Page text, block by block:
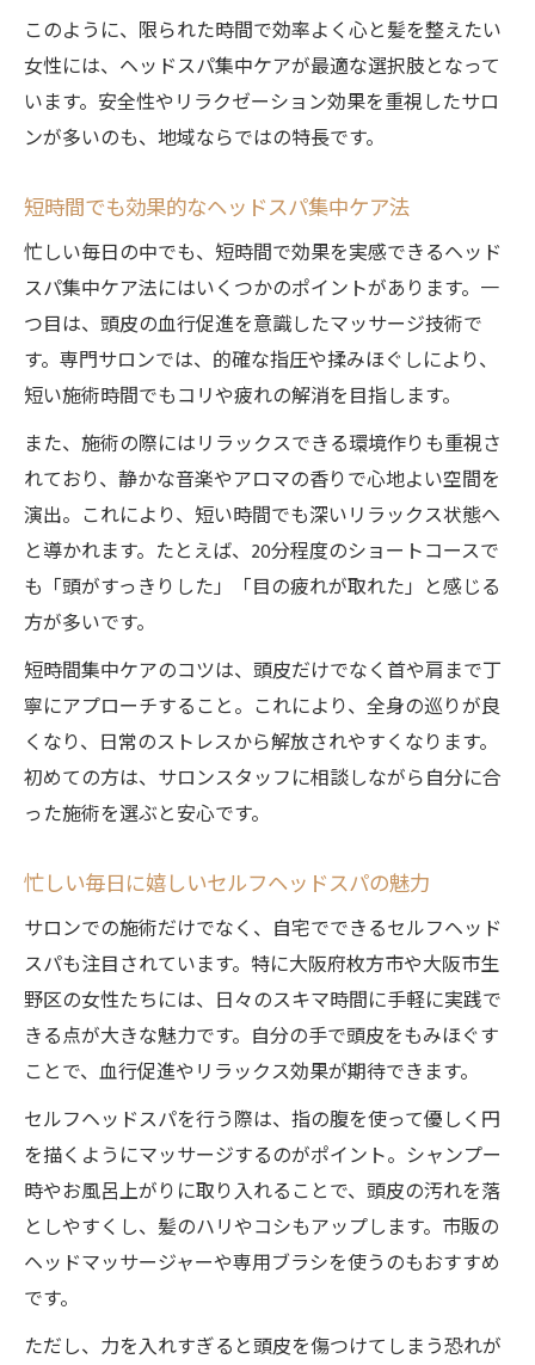
このように、限られた時間で効率よく心と髪を整えたい
女性には、ヘッドスパ集中ケアが最適な選択肢となって
います。安全性やリラクゼーション効果を重視したサロ
ンが多いのも、地域ならではの特長です。
短時間でも効果的なヘッドスパ集中ケア法
忙しい毎日の中でも、短時間で効果を実感できるヘッド
スパ集中ケア法にはいくつかのポイントがあります。一
つ目は、頭皮の血行促進を意識したマッサージ技術で
す。専門サロンでは、的確な指圧や揉みほぐしにより、
短い施術時間でもコリや疲れの解消を目指します。
また、施術の際にはリラックスできる環境作りも重視さ
れており、静かな音楽やアロマの香りで心地よい空間を
演出。これにより、短い時間でも深いリラックス状態へ
と導かれます。たとえば、20分程度のショートコースで
も「頭がすっきりした」「目の疲れが取れた」と感じる
方が多いです。
短時間集中ケアのコツは、頭皮だけでなく首や肩まで丁
寧にアプローチすること。これにより、全身の巡りが良
くなり、日常のストレスから解放されやすくなります。
初めての方は、サロンスタッフに相談しながら自分に合
った施術を選ぶと安心です。
忙しい毎日に嬉しいセルフヘッドスパの魅力
サロンでの施術だけでなく、自宅でできるセルフヘッド
スパも注目されています。特に大阪府枚方市や大阪市生
野区の女性たちには、日々のスキマ時間に手軽に実践で
きる点が大きな魅力です。自分の手で頭皮をもみほぐす
ことで、血行促進やリラックス効果が期待できます。
セルフヘッドスパを行う際は、指の腹を使って優しく円
を描くようにマッサージするのがポイント。シャンプー
時やお風呂上がりに取り入れることで、頭皮の汚れを落
としやすくし、髪のハリやコシもアップします。市販の
ヘッドマッサージャーや専用ブラシを使うのもおすすめ
です。
ただし、力を入れすぎると頭皮を傷つけてしまう恐れが